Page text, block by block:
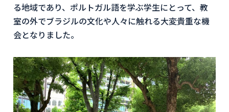
る地域であり、ポルトガル語を学ぶ学生にとって、教
室の外でブラジルの文化や人々に触れる大変貴重な機
会となりました。